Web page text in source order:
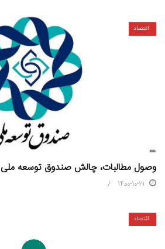
اقتصاد
وصول مطالبات، چالش صندوق توسعه ملی
1400-10-21
اقتصاد